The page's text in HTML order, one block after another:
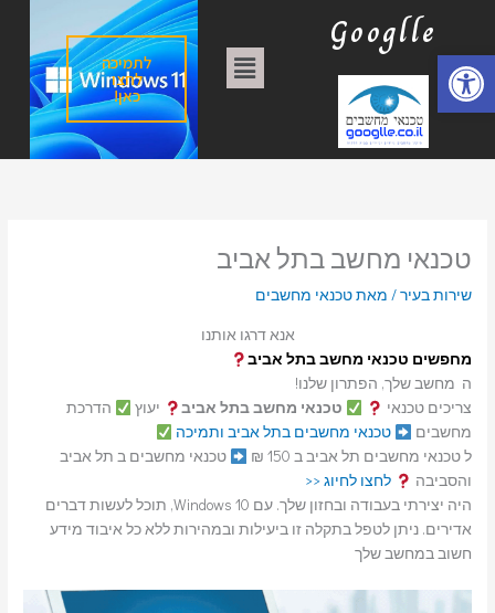
פתח סרגל נגישות
Googlle
תפריט לתמיכה
לחצו
כאן!
טכנאי מחשב בתל אביב
שירות בעיר/ מאתטכנאי מחשבים
אנא דרגו אותנו
מחפשים טכנאי מחשב בתל אביב
ה מחשב שלך, הפתרון שלנו!
צריכים טכנאי
טכנאי מחשב בתל אביב יעוץ
הדרכת
מחשבים
טכנאי מחשבים בתל אביב ותמיכה
ל טכנאי מחשבים תל אביב ב 150 ₪
טכנאי מחשבים ב תל אביב
והסביבה
לחצו לחיוג <<
היה יצירתי בעבודה ובחזון שלך. עם Windows 10, תוכל לעשות דברים
אדירים. ניתן לטפל בתקלה זו ביעילות ובמהירות ללא כל איבוד מידע
חשוב במחשב שלך
ג
ו
י